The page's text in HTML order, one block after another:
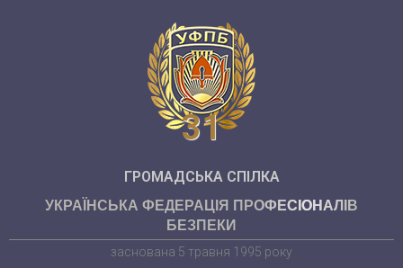
31
ГРОМАДСЬКА СПІЛКА
УКРАЇНСЬКА ФЕДЕРАЦІЯ ПРОФЕСІОНАЛІВ
БЕЗПЕКИ
заснована 5 травня 1995 року